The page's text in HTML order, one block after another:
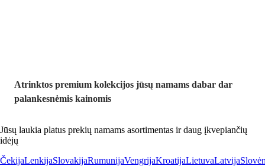
Atrinktos premium kolekcijos jūsų namams dabar dar
palankesnėmis kainomis
Jūsų laukia platus prekių namams asortimentas ir daug įkvepiančių
idėjų
ČekijaLenkijaSlovakijaRumunijaVengrijaKroatijaLietuvaLatvija